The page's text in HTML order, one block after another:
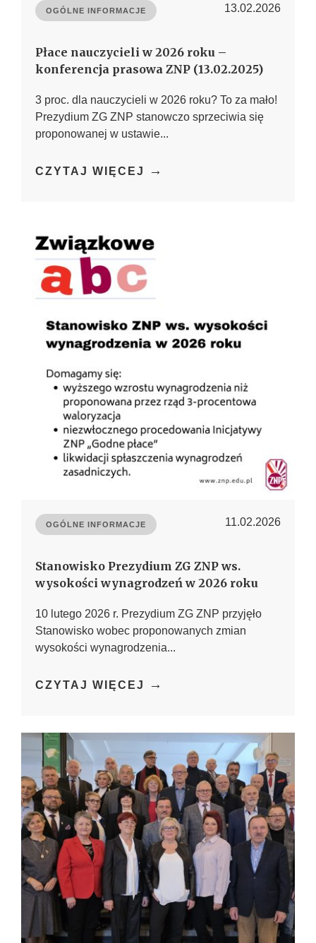
OGÓLNE INFORMACJE 13.02.2026
Płace nauczycieli w 2026 roku –
konferencja prasowa ZNP (13.02.2025)
3 proc. dla nauczycieli w 2026 roku? To za mało!
Prezydium ZG ZNP stanowczo sprzeciwia się
proponowanej w ustawie...
CZYTAJ WIĘCEJ →
OGÓLNE INFORMACJE 11.02.2026
Stanowisko Prezydium ZG ZNP ws.
wysokości wynagrodzeń w 2026 roku
10 lutego 2026 r. Prezydium ZG ZNP przyjęło
Stanowisko wobec proponowanych zmian
wysokości wynagrodzenia...
CZYTAJ WIĘCEJ →